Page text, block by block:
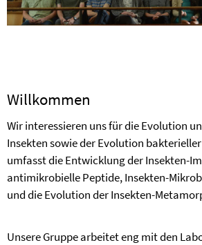
Willkommen
Wir interessieren uns für die Evolution
Insekten sowie der Evolution bakterieller
umfasst die Entwicklung der Insekten-
antimikrobielle Peptide, Insekten-
und die Evolution der Insekten-
Unsere Gruppe arbeitet eng mit den